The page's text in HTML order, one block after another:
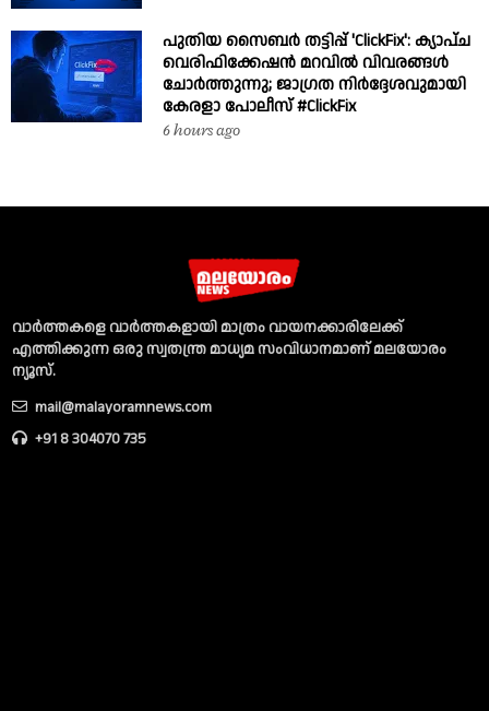
പുതിയ സൈബർ തട്ടിപ്പ് 'ClickFix': ക്യാപ്ച
വെരിഫിക്കേഷൻ മറവിൽ വിവരങ്ങൾ
ചോർത്തുന്നു; ജാഗ്രത നിർദ്ദേശവുമായി
കേരളാ പോലീസ് #ClickFix
6 hours ago
വാര്‍ത്തകളെ വാര്‍ത്തകളായി മാത്രം വായനക്കാരിലേക്ക്
എത്തിക്കുന്ന ഒരു സ്വതന്ത്ര മാധ്യമ സംവിധാനമാണ് മലയോരം
ന്യൂസ്‌.
mail@malayoramnews.com
+91 8 304070 735